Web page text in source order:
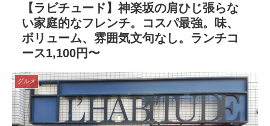
【ラビチュード】神楽坂の肩ひじ張らな
い家庭的なフレンチ。コスパ最強。味、
ボリューム、雰囲気文句なし。ランチコ
ース1,100円〜
グルメ